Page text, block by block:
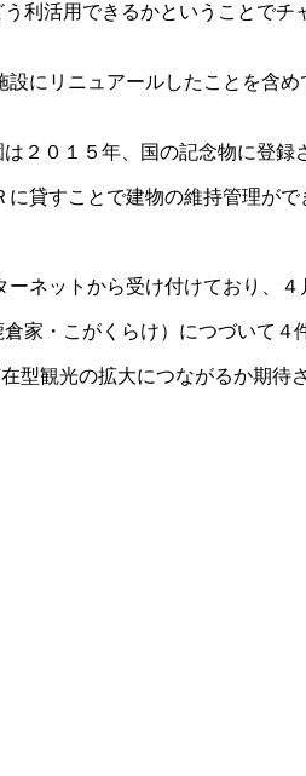
活用できるかということでチ
にリニュアールしたことを含
０１５年、国の記念物に登録
貸すことで建物の維持管理がで
ットから受け付けており、４
家・こがくらけ）につづいて４
観光の拡大につながるか期待さ